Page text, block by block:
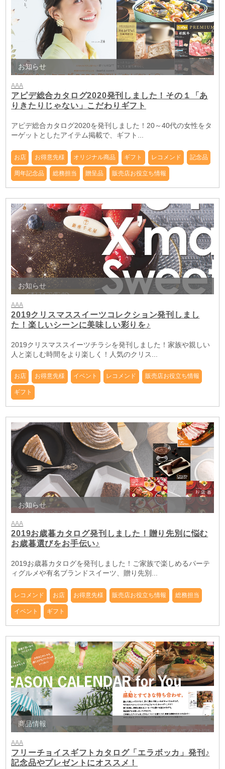
お知らせ
AAA
アピデ総合カタログ2020発刊しました！その１「あ
りきたりじゃない」こだわりギフト
アピデ総合カタログ2020を発刊しました！20～40代の女性をタ
ーゲットとしたアイテム掲載で、ギフト...
お店 お得意先様 オリジナル商品 ギフト レコメンド 記念品
周年記念品 総務担当 贈呈品 販売店お役立ち情報
お知らせ
AAA
2019クリスマススイーツコレクション発刊しまし
た！楽しいシーンに美味しい彩りを♪
2019クリスマススイーツチラシを発刊しました！家族や親しい
人と楽しむ時間をより楽しく！人気のクリス...
お店 お得意先様 イベント レコメンド 販売店お役立ち情報
ギフト
お知らせ
AAA
2019お歳暮カタログ発刊しました！贈り先別に悩む
お歳暮選びをお手伝い♪
2019お歳暮カタログを発刊しました！ご家族で楽しめるパーテ
ィグルメや有名ブランドスイーツ、贈り先別...
レコメンド お店 お得意先様 販売店お役立ち情報 総務担当
イベント ギフト
商品情報
AAA
フリーチョイスギフトカタログ「エラボッカ」発刊♪
記念品やプレゼントにオススメ！